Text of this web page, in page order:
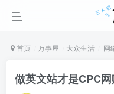
首页 万事屋 大众生活 网
做英文站才是CPC